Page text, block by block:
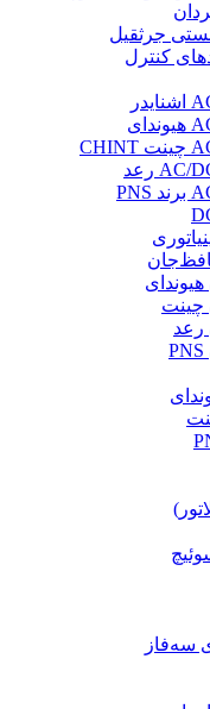
جرثقیل
کنترل
چینت
رعد
سه‌فاز